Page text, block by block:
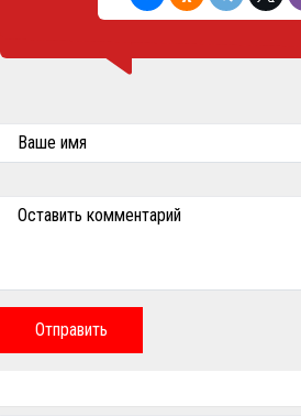
Ваше имя
Оставить комментарий
Отправить